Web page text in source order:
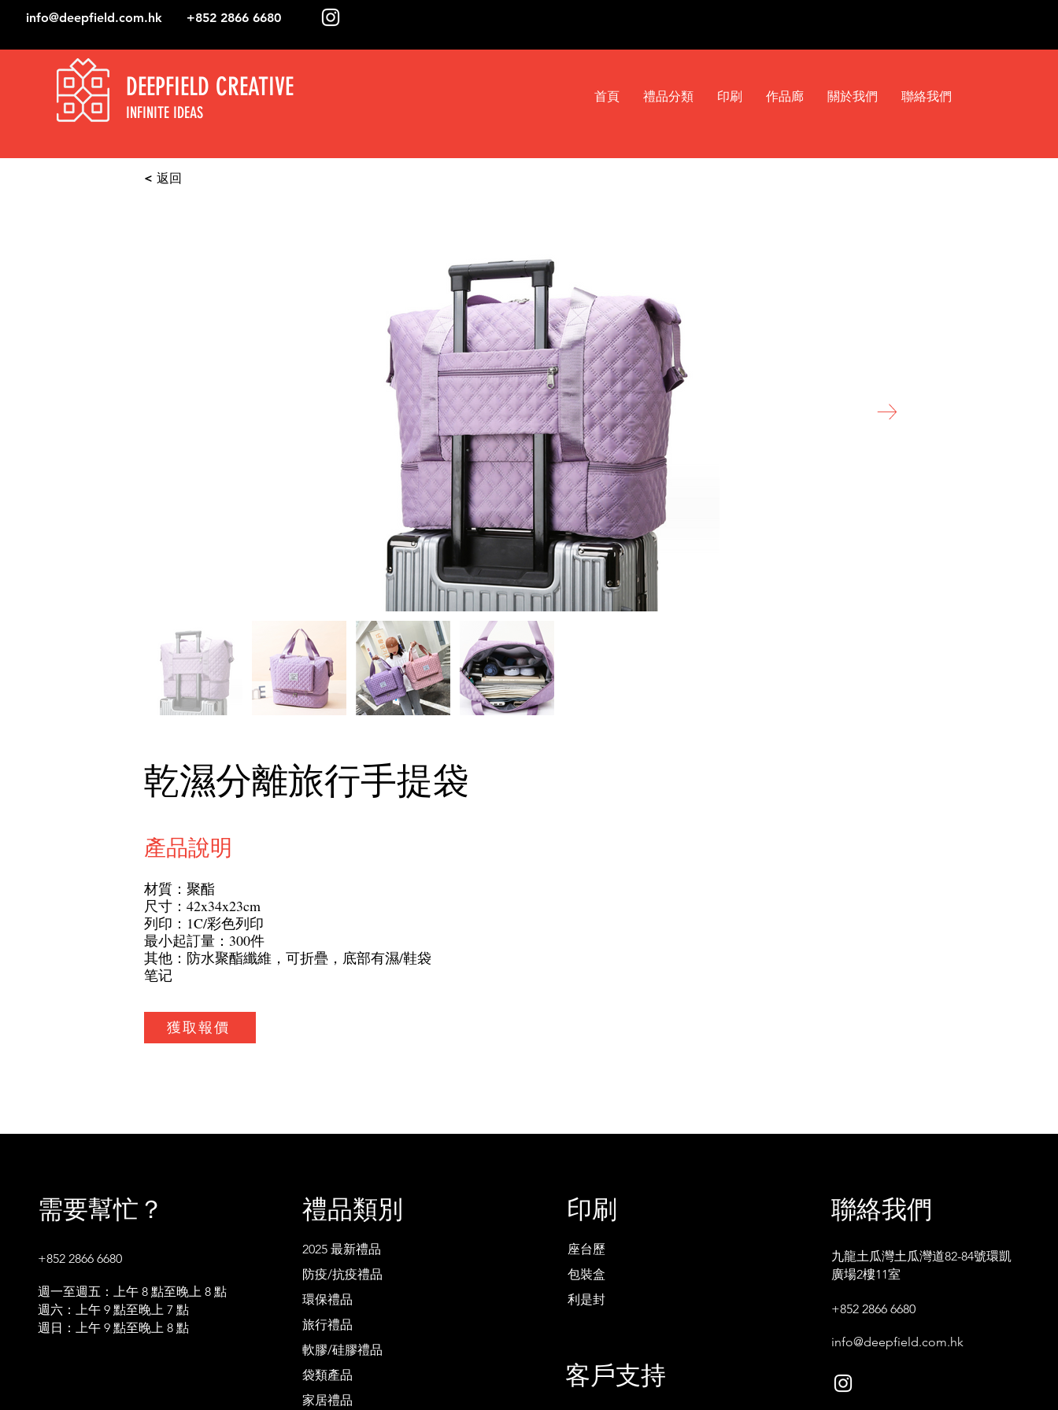
info@deepfield.com.hk +852 2866 6680
DEEPFIELD CREATIVE
INFINITE IDEAS
首頁 禮品分類 印刷 作品廊 關於我們 聯絡我們
< 返回
乾濕分離旅行手提袋
產品說明
材質：聚酯
尺寸：42x34x23cm
列印：1C/彩色列印
最小起訂量：300件
其他：防水聚酯纖維，可折疊，底部有濕/鞋袋
笔记
獲取報價
需要幫忙？
+852 2866 6680
週一至週五：上午 8 點至晚上 8 點
週六：上午 9 點至晚上 7 點
週日：上午 9 點至晚上 8 點
禮品類別
2025 最新禮品
防疫/抗疫禮品
環保禮品
旅行禮品
軟膠/硅膠禮品
袋類產品
家居禮品
印刷
座台歷
包裝盒
利是封
客戶支持
聯絡我們
九龍土瓜灣土瓜灣道82-84號環凱
廣場2樓11室
+852 2866 6680
info@deepfield.com.hk